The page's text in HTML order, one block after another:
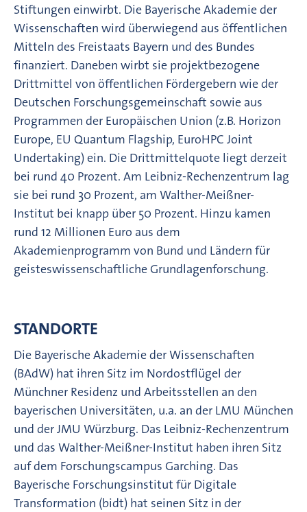
Stiftungen einwirbt. Die Bayerische Akademie der
Wissenschaften wird überwiegend aus öffentlichen
Mitteln des Freistaats Bayern und des Bundes
finanziert. Daneben wirbt sie projektbezogene
Drittmittel von öffentlichen Fördergebern wie der
Deutschen Forschungsgemeinschaft sowie aus
Programmen der Europäischen Union (z.B. Horizon
Europe, EU Quantum Flagship, EuroHPC Joint
Undertaking) ein. Die Drittmittelquote liegt derzeit
bei rund 40 Prozent. Am Leibniz-Rechenzentrum lag
sie bei rund 30 Prozent, am Walther-Meißner-
Institut bei knapp über 50 Prozent. Hinzu kamen
rund 12 Millionen Euro aus dem
Akademienprogramm von Bund und Ländern für
geisteswissenschaftliche Grundlagenforschung.
STANDORTE
Die Bayerische Akademie der Wissenschaften
(BAdW) hat ihren Sitz im Nordostflügel der
Münchner Residenz und Arbeitsstellen an den
bayerischen Universitäten, u.a. an der LMU München
und der JMU Würzburg. Das Leibniz-Rechenzentrum
und das Walther-Meißner-Institut haben ihren Sitz
auf dem Forschungscampus Garching. Das
Bayerische Forschungsinstitut für Digitale
Transformation (bidt) hat seinen Sitz in der